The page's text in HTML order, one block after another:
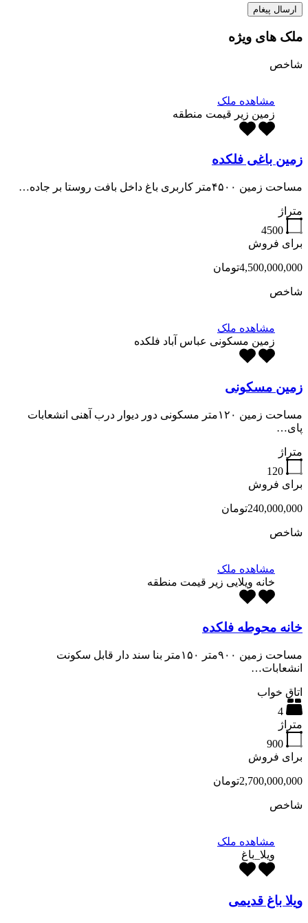
ملک های ویژه
شاخص
مشاهده ملک
زمین زیر قیمت منطقه
زمین باغی فلکده
مساحت زمین ۴۵۰۰متر کاربری باغ داخل بافت روستا بر جاده…
متراژ
4500
برای فروش
4,500,000,000تومان
شاخص
مشاهده ملک
زمین مسکونی عباس آباد فلکده
زمین مسکونی
مساحت زمین ۱۲۰متر مسکونی دور دیوار درب آهنی انشعابات
پای…
متراژ
120
برای فروش
240,000,000تومان
شاخص
مشاهده ملک
خانه ویلایی زیر قیمت منطقه
خانه محوطه فلکده
مساحت زمین ۹۰۰متر ۱۵۰متر بنا سند دار قابل سکونت
انشعابات…
اتاق خواب
4
متراژ
900
برای فروش
2,700,000,000تومان
شاخص
مشاهده ملک
ویلا_باغ
ویلا باغ قدیمی